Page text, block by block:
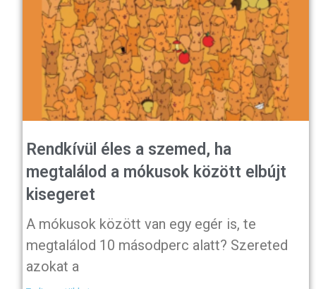
Rendkívül éles a szemed, ha
megtalálod a mókusok között elbújt
kisegeret
A mókusok között van egy egér is, te
megtalálod 10 másodperc alatt? Szereted
azokat a